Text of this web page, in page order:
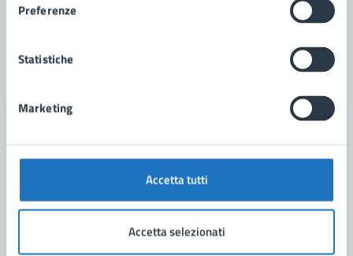
Preferenze
Statistiche
Marketing
Accetta tutti
Accetta selezionati
LEGGI DI PIÙ